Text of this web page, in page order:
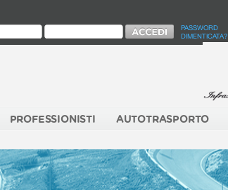
PASSWORD
DIMENTICATA?
PROFESSIONISTI AUTOTRASPORTO